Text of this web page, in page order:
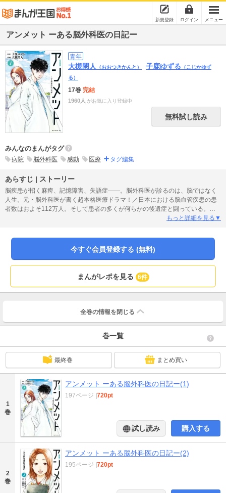
新規登録 ログイン メニュー
アンメット ーある脳外科医の日記ー
青年
大槻閑人 （おおつきかんと） 子鹿ゆずる （こじかゆず
る）
17巻 完結
1960人 がお気に入り登録中
無料試し読み
みんなのまんがタグ
病院 脳外科医 感動 医療 タグ編集
あらすじ | ストーリー
脳疾患が招く麻痺、記憶障害、失語症――。脳外科医が診るのは、脳ではなく
人生。元・脳外科医が書く超本格医療ドラマ！／日本における脳血管疾患の患
者数はおよそ112万人。そして患者の多くが何らかの後遺症と闘っている。ア
メリカの病院から郊外の主幹病院にやってきた三瓶友治は空気を読まない。そ
もっと詳細を見る▼
今すぐ会員登録する (無料)
まんがレポを見る 6件
全巻の情報を 閉じる
巻一覧
最終巻 まとめ買い
1
巻
アンメット ーある脳外科医の日記ー(1)
197ページ |720pt
試し読み 購入する
2
巻
アンメット ーある脳外科医の日記ー(2)
195ページ |720pt